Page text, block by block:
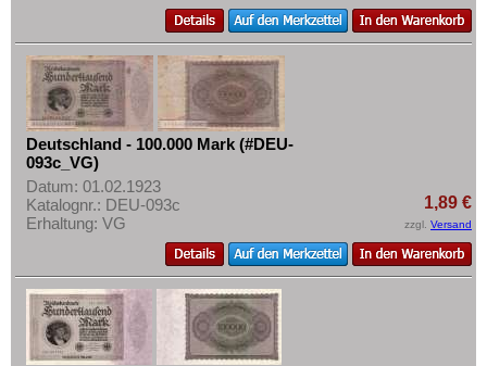
Deutschland - 100.000 Mark (#DEU-
093c_VG)
Datum: 01.02.1923
Katalognr.: DEU-093c
Erhaltung: VG
1,89 €
zzgl. Versand